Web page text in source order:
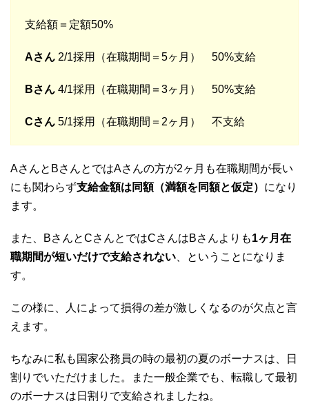
支給額＝定額50%
Aさん 2/1採用（在職期間＝5ヶ月） 50%支給
Bさん 4/1採用（在職期間＝3ヶ月） 50%支給
Cさん 5/1採用（在職期間＝2ヶ月） 不支給
AさんとBさんとではAさんの方が2ヶ月も在職期間が長い
にも関わらず支給金額は同額（満額を同額と仮定） になり
ます。
また、BさんとCさんとではCさんはBさんよりも1ヶ月在
職期間が短いだけで支給されない 、ということになりま
す。
この様に、人によって損得の差が激しくなるのが欠点と言
えます。
ちなみに私も国家公務員の時の最初の夏のボーナスは、日
割りでいただけました。また一般企業でも、転職して最初
のボーナスは日割りで支給されましたね。